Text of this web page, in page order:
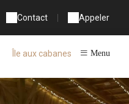
Contact Appeler
Île aux cabanes Menu